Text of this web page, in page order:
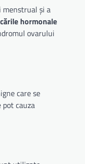
menstrual și a
hormonale
ovarului
care se
cauza